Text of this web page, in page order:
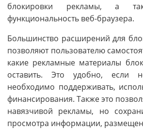
блокировки рекламы, а
функциональность веб-браузера.
Большинство расширений для
позволяют пользователю
какие рекламные материалы
оставить. Это удобно, если
необходимо поддерживать,
финансирования. Также это
навязчивой рекламы, но
просмотра информации,